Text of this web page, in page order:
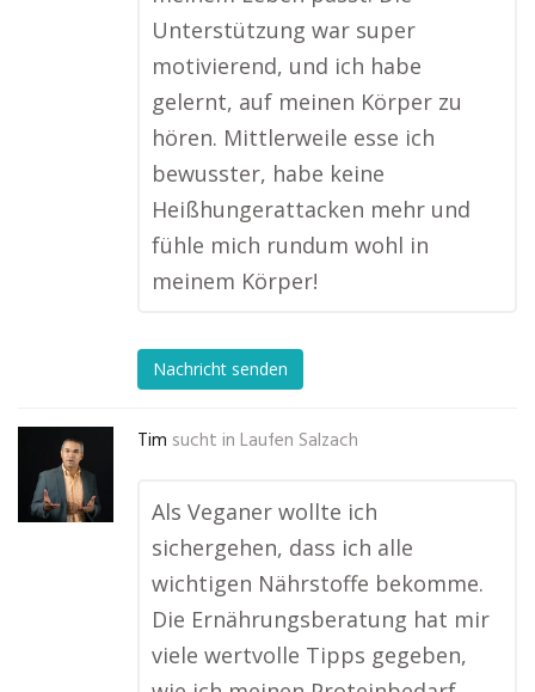
Unterstützung war super
motivierend, und ich habe
gelernt, auf meinen Körper zu
hören. Mittlerweile esse ich
bewusster, habe keine
Heißhungerattacken mehr und
fühle mich rundum wohl in
meinem Körper!
Nachricht senden
Tim sucht in Laufen Salzach
Als Veganer wollte ich
sichergehen, dass ich alle
wichtigen Nährstoffe bekomme.
Die Ernährungsberatung hat mir
viele wertvolle Tipps gegeben,